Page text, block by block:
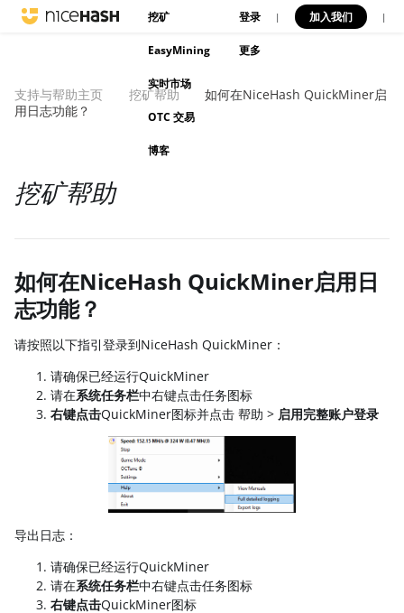
挖矿
EasyMining
实时市场
OTC 交易
博客
登录 | 加入我们 |
更多
支持与帮助主页 挖矿帮助
如何在NiceHash QuickMiner启
用日志功能？
挖矿帮助
如何在NiceHash QuickMiner启用日
志功能？
请按照以下指引登录到NiceHash QuickMiner：
请确保已经运行QuickMiner
请在系统任务栏中右键点击任务图标
右键点击QuickMiner图标并点击 帮助 > 启用完整账户登录
导出日志：
请确保已经运行QuickMiner
请在系统任务栏中右键点击任务图标
右键点击QuickMiner图标